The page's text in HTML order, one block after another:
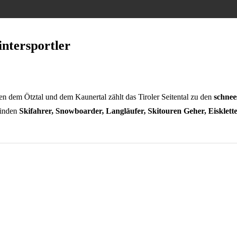
dem Ötztal und dem Kaunertal zählt das Tiroler Seitental zu den
Skifahrer, Snowboarder, Langläufer, Skitouren Geher,